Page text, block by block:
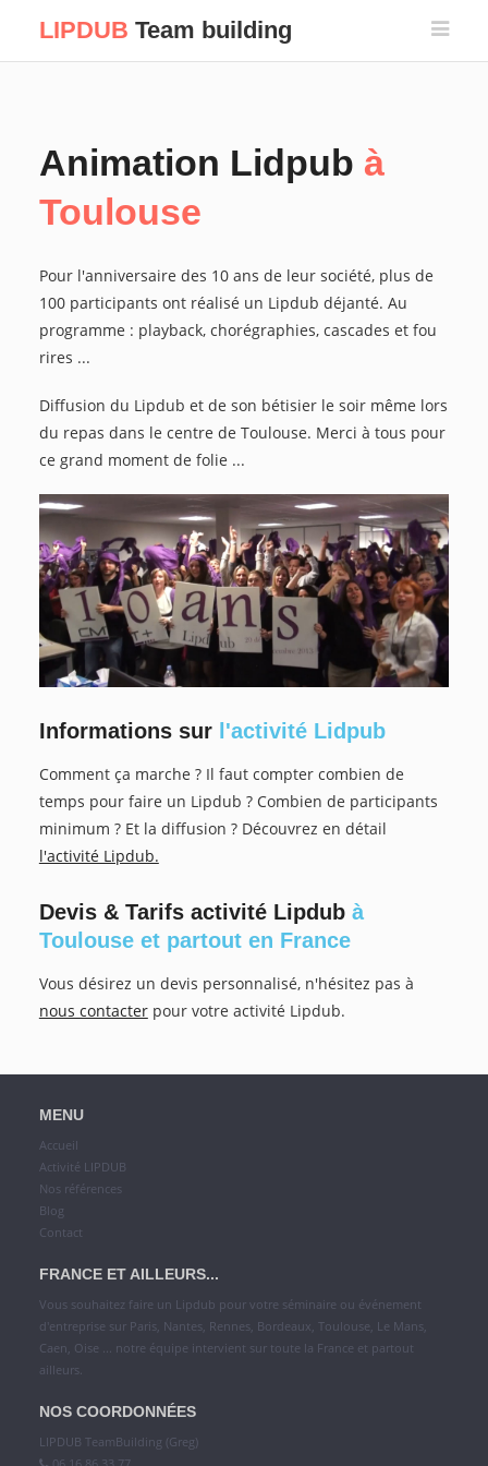
LIPDUB Team building
Animation Lidpub à
Toulouse
Pour l'anniversaire des 10 ans de leur société, plus de
100 participants ont réalisé un Lipdub déjanté. Au
programme : playback, chorégraphies, cascades et fou
rires ...
Diffusion du Lipdub et de son bétisier le soir même lors
du repas dans le centre de Toulouse. Merci à tous pour
ce grand moment de folie ...
Informations sur l'activité Lidpub
Comment ça marche ? Il faut compter combien de
temps pour faire un Lipdub ? Combien de participants
minimum ? Et la diffusion ? Découvrez en détail
l'activité Lipdub.
Devis & Tarifs activité Lipdub à
Toulouse et partout en France
Vous désirez un devis personnalisé, n'hésitez pas à
nous contacterpour votre activité Lipdub.
MENU
Accueil
Activité LIPDUB
Nos références
Blog
Contact
FRANCE ET AILLEURS...
Vous souhaitez faire un Lipdub pour votre séminaire ou événement
d'entreprise sur Paris, Nantes, Rennes, Bordeaux, Toulouse, Le Mans,
Caen, Oise ... notre équipe intervient sur toute la France et partout
ailleurs.
NOS COORDONNÉES
LIPDUB TeamBuilding (Greg)